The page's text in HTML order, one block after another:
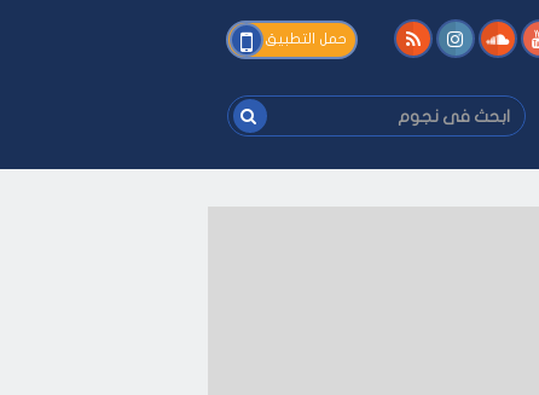
حمل التطبيق
ابحث
فى
فى